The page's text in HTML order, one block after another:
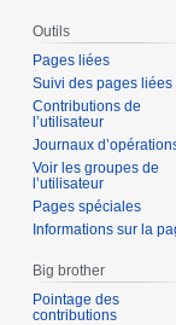
Outils
Pages liées
Suivi des pages liées
Contributions de
l’utilisateur
Journaux
Voir les groupes de
l’utilisateur
Pages spéciales
Informations sur la
Big brother
Pointage des
contributions